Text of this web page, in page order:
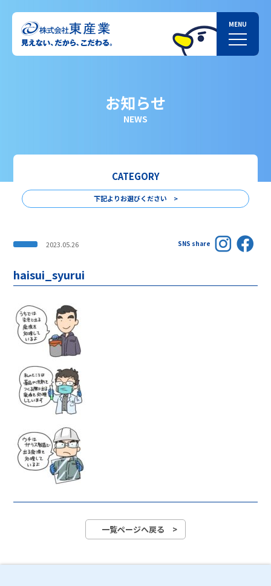
お知らせ
NEWS
CATEGORY
下記よりお選びください >
2023.05.26 SNS share
haisui_syurui
一覧ページへ戻る >